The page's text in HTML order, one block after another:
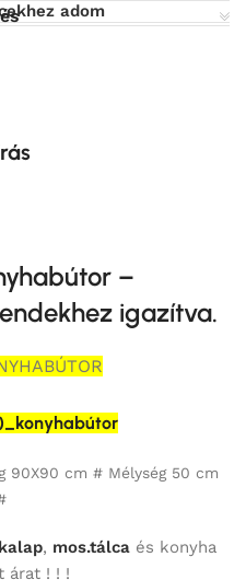
adom
–
igazítva.
90X90 cm # Mélység 50 cm
, mos.tálca és konyha
árat ! ! !